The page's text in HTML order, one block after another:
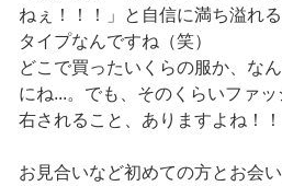
ねぇ！！！」と自信に満ち溢れ
タイプなんですね（笑）
どこで買ったいくらの服か、な
にね...。でも、そのくらいファ
右されること、ありますよね！！
お見合いなど初めての方とお会